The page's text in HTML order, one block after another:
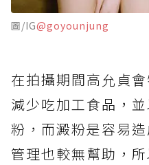
圖/IG@goyounjung
在拍攝期間高允貞
減少吃加工食品，
粉，而澱粉是容易
管理也較無幫助，